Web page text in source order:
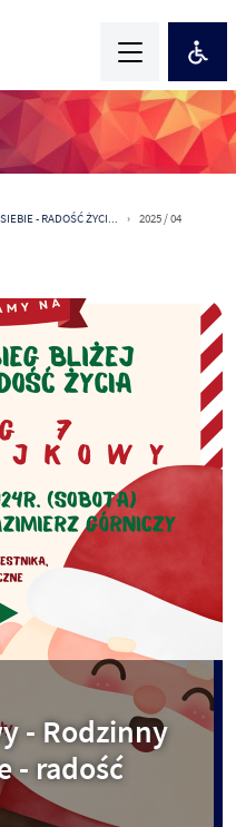
- RADOŚĆ ŻYCI...
2025 / 04
- Rodzinny
- radość